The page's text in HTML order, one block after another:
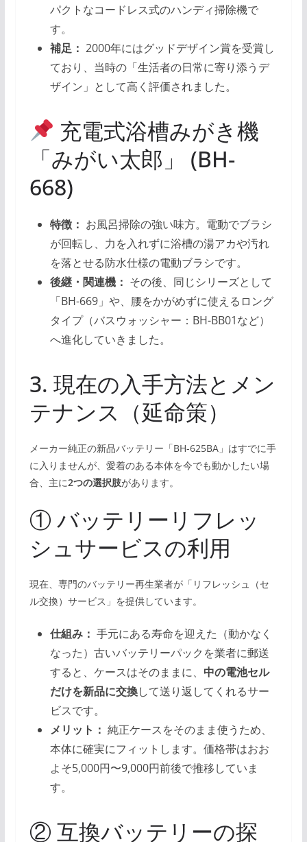
パクトなコードレス式のハンディ掃除機で
す。
補足： 2000年にはグッドデザイン賞を受賞し
ており、当時の「生活者の日常に寄り添うデ
ザイン」として高く評価されました。
充電式浴槽みがき機
「みがい太郎」 (BH-
668)
特徴： お風呂掃除の強い味方。電動でブラシ
が回転し、力を入れずに浴槽の湯アカや汚れ
を落とせる防水仕様の電動ブラシです。
後継・関連機： その後、同じシリーズとして
「BH-669」や、腰をかがめずに使えるロング
タイプ（バスウォッシャー：BH-BB01など）
へ進化していきました。
3. 現在の入手方法とメン
テナンス（延命策）
メーカー純正の新品バッテリー「BH-625BA」はすでに手
に入りませんが、愛着のある本体を今でも動かしたい場
合、主に2つの選択肢があります。
① バッテリーリフレッ
シュサービスの利用
現在、専門のバッテリー再生業者が「リフレッシュ（セ
ル交換）サービス」を提供しています。
仕組み： 手元にある寿命を迎えた（動かなく
なった）古いバッテリーパックを業者に郵送
すると、ケースはそのままに、 中の電池セル
だけを新品に交換して送り返してくれるサー
ビスです。
メリット： 純正ケースをそのまま使うため、
本体に確実にフィットします。価格帯はおお
よそ5,000円〜9,000円前後で推移していま
す。
② 互換バッテリーの探